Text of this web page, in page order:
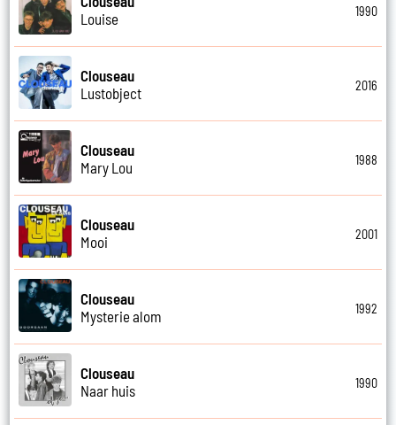
Louise
1990
Clouseau
Lustobject
2016
Clouseau
Mary Lou
1988
Clouseau
Mooi
2001
Clouseau
Mysterie alom
1992
Clouseau
Naar huis
1990